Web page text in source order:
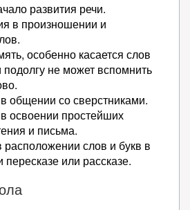
развития речи.
в произношении и
особенно касается слов
подолгу не может вспомнить
общении со сверстниками.
освоении простейших
и письма.
расположении слов и букв в
пересказе или рассказе.